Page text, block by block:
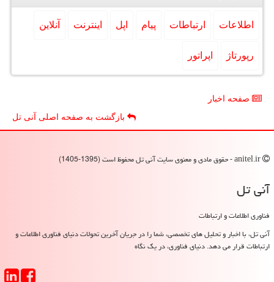
اطلاعات ارتباطات پیام اپل اینترنت آنلاین
رپورتاژ اپراتور
صفحه اخبار
بازگشت به صفحه اصلی آنی تل
آنی تل
فناوری اطلاعات و ارتباطات
آنی تل، با اخبار و تحلیل های تخصصی، شما را در جریان آخرین تحولات دنیای فناوری اطلاعات و
ارتباطات قرار می دهد. دنیای فناوری، در یک نگاه